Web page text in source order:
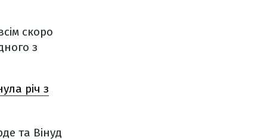
скоро
з
річ з
та Вінуд